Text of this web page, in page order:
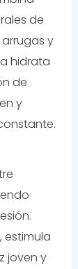
de
y
hidrata
de
y
estimula
joven y